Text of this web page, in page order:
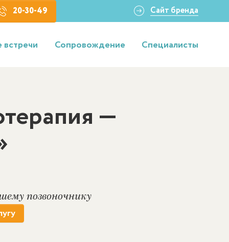
20-30-49 Сайт бренда
Сопровождение Специалисты
—
позвоночнику